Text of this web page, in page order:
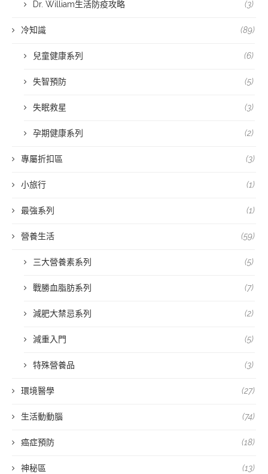
Dr. William生活防疫攻略 (3)
冷知識 (89)
兒童健康系列 (6)
失智預防 (5)
失眠救星 (3)
孕期健康系列 (2)
專屬折扣區 (3)
小旅行 (1)
最強系列 (1)
營養生活 (59)
三大營養素系列 (5)
戰勝血脂肪系列 (7)
減肥大禁忌系列 (2)
減重入門 (5)
特殊營養品 (3)
環境醫學 (27)
生活動動腦 (74)
癌症預防 (18)
神秘區 (13)